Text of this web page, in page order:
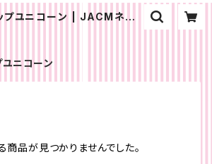
プユニコーン | JACMネット
ユニコーン
商品が見つかりませんでした。